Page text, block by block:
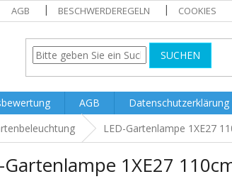
AGB BESCHWERDEREGELN COOKIES
SUCHEN
AGB Datenschutzerklärung
LED-Gartenlampe 1XE27
Gartenlampe 1XE27